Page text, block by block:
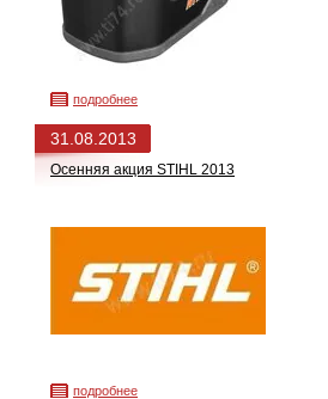
подробнее
31.08.2013
Осенняя акция STIHL 2013
подробнее